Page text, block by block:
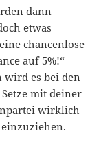
dann
etwas
chancenlose
auf 5%!“
wird es bei den
mit deiner
wirklich